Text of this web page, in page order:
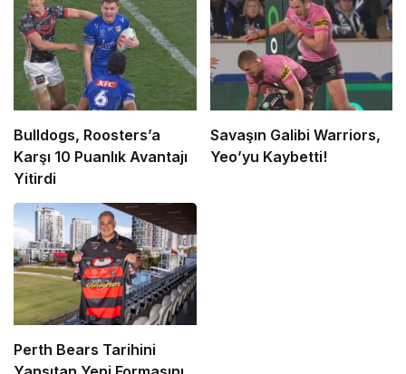
Bulldogs, Roosters’a
Karşı 10 Puanlık Avantajı
Yitirdi
Savaşın Galibi Warriors,
Yeo’yu Kaybetti!
Perth Bears Tarihini